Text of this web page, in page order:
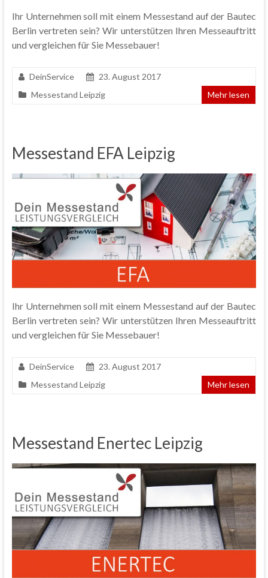
Ihr Unternehmen soll mit einem Messestand auf der Bautec
Berlin vertreten sein? Wir unterstützen Ihren Messeauftritt
und vergleichen für Sie Messebauer!
DeinService
23. August 2017
Messestand Leipzig
Mehr lesen
Messestand EFA Leipzig
Ihr Unternehmen soll mit einem Messestand auf der Bautec
Berlin vertreten sein? Wir unterstützen Ihren Messeauftritt
und vergleichen für Sie Messebauer!
DeinService
23. August 2017
Messestand Leipzig
Mehr lesen
Messestand Enertec Leipzig